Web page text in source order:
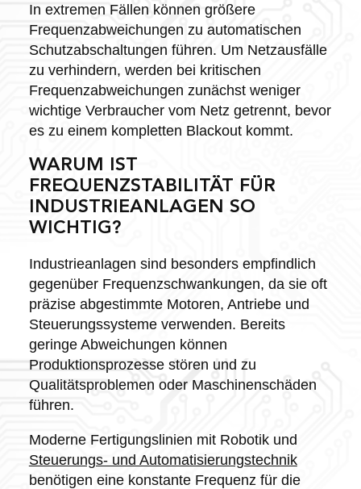
In extremen Fällen können größere
Frequenzabweichungen zu automatischen
Schutzabschaltungen führen. Um Netzausfälle
zu verhindern, werden bei kritischen
Frequenzabweichungen zunächst weniger
wichtige Verbraucher vom Netz getrennt, bevor
es zu einem kompletten Blackout kommt.
WARUM IST
FREQUENZSTABILITÄT FÜR
INDUSTRIEANLAGEN SO
WICHTIG?
Industrieanlagen sind besonders empfindlich
gegenüber Frequenzschwankungen, da sie oft
präzise abgestimmte Motoren, Antriebe und
Steuerungssysteme verwenden. Bereits
geringe Abweichungen können
Produktionsprozesse stören und zu
Qualitätsproblemen oder Maschinenschäden
führen.
Moderne Fertigungslinien mit Robotik und
Steuerungs- und Automatisierungstechnik
benötigen eine konstante Frequenz für die